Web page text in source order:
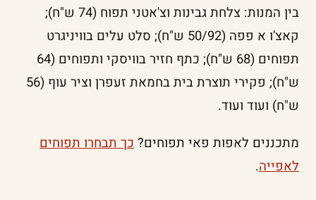
בין המנות: צלחת גבינות וצ'אטני תפוח (74 ש"ח);
קאצ'ו א פפה (50/92 ש"ח); סלט עלים בוויניגרט
תפוחים (68 ש"ח); כתף חזיר בוויסקי ותפוחים (64
ש"ח); פקירי תוצרת בית בחמאת זעפרן וציר עוף (56
ש"ח) ועוד ועוד.
מתכננים לאפות פאי תפוחים?כך תבחרו תפוחים
לאפייה.